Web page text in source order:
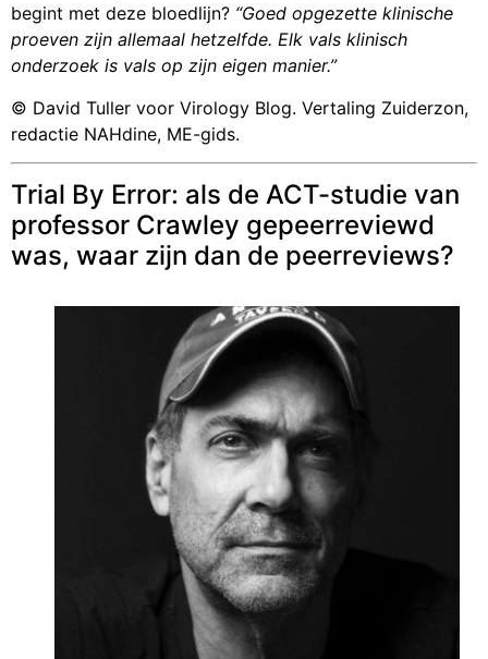
begint met deze bloedlijn? “Goed opgezette klinische
proeven zijn allemaal hetzelfde. Elk vals klinisch
onderzoek is vals op zijn eigen manier.”
© David Tuller voor Virology Blog. Vertaling Zuiderzon,
redactie NAHdine, ME-gids.
Trial By Error: als de ACT-studie van
professor Crawley gepeerreviewd
was, waar zijn dan de peerreviews?